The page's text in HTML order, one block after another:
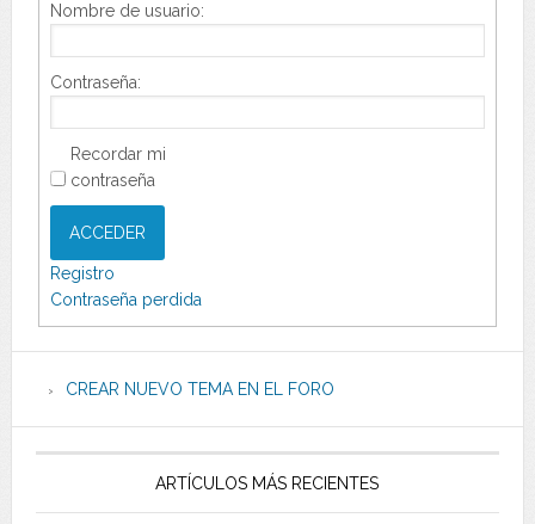
Nombre de usuario:
Contraseña:
Recordar mi
contraseña
ACCEDER
Registro
Contraseña perdida
CREAR NUEVO TEMA EN EL FORO
ARTÍCULOS MÁS RECIENTES